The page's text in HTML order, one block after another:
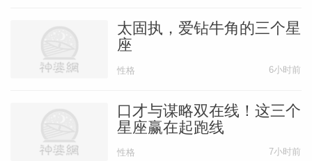
太固执，爱钻牛角的三个星
座
性格 6小时前
口才与谋略双在线！这三个
星座赢在起跑线
性格 7小时前